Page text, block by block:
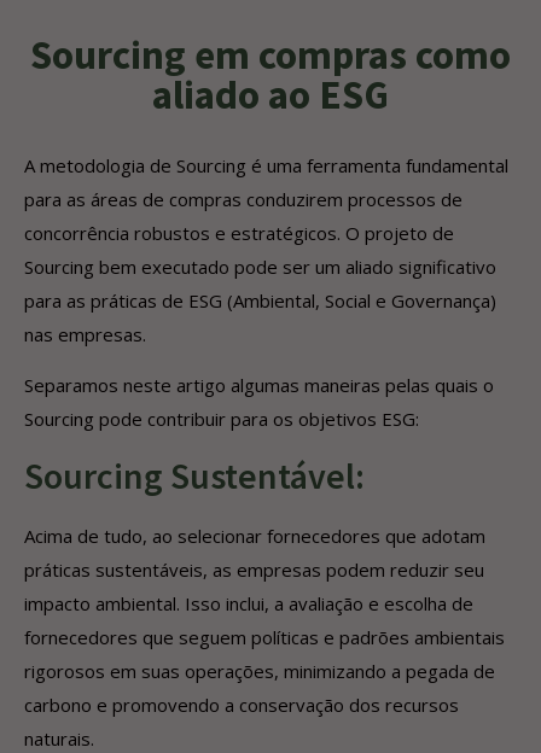
Sourcing em compras como
aliado ao ESG
A metodologia de Sourcing é uma ferramenta fundamental
para as áreas de compras conduzirem processos de
concorrência robustos e estratégicos. O projeto de
Sourcing bem executado pode ser um aliado significativo
para as práticas de ESG (Ambiental, Social e Governança)
nas empresas.
Separamos neste artigo algumas maneiras pelas quais o
Sourcing pode contribuir para os objetivos ESG:
Sourcing Sustentável:
Acima de tudo, ao selecionar fornecedores que adotam
práticas sustentáveis, as empresas podem reduzir seu
impacto ambiental. Isso inclui, a avaliação e escolha de
fornecedores que seguem políticas e padrões ambientais
rigorosos em suas operações, minimizando a pegada de
carbono e promovendo a conservação dos recursos
naturais.